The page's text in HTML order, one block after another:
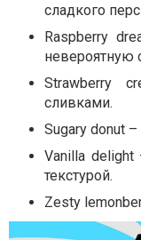
сладкого
Raspberry
невероятную
Strawberry
сливками.
Sugary donut
Vanilla delight
текстурой.
Zesty